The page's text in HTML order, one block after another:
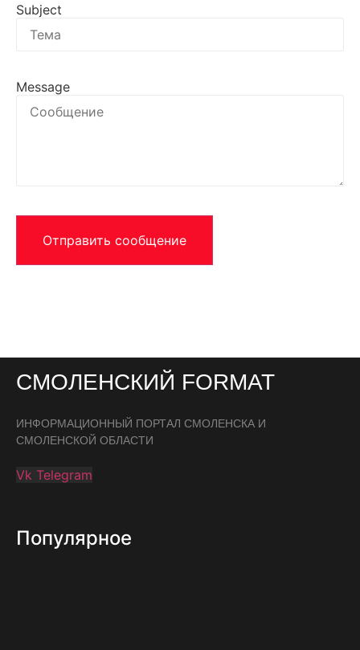
Subject
Message
Отправить сообщение
СМОЛЕНСКИЙ FORMAT
ИНФОРМАЦИОННЫЙ ПОРТАЛ СМОЛЕНСКА И
СМОЛЕНСКОЙ ОБЛАСТИ
Vk Telegram
Популярное